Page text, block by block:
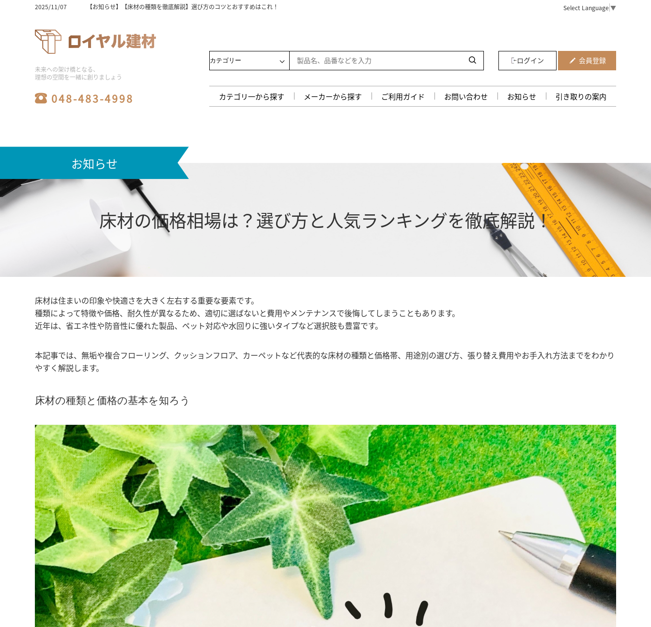
2025/11/07
【お知らせ】【床材選びの完全版】木の種類と特徴を徹底解説！
2025/11/07
【お知らせ】ユニットバスの工事費用込み相場を徹底解説！安く抑えるコツは？
2025/11/07
【お知らせ】フローリングの種類と床材の選び方！おすすめのポイントを徹底解説
2025/11/07
【お知らせ】【ビニル床タイル】初心者でも簡単！選び方と敷き方のコツ
【お知らせ】【激安】シャワーユニットを徹底比較！人気商品と選び方のコツ
2025/11/07
【お知らせ】【必見】シャワーユニットの人気メーカー徹底比較！
2025/11/06
【お知らせ】【保存版】システムバス価格の比較とおすすめ商品ランキング
【お知らせ】ユニットバスの工事の費用相場と工期｜安くする方法や事例も解説
2025/08/06
【お知らせ】床材の種類は何がある？価格・特徴と部屋別に選び方も解説
2025/08/06
【お知らせ】【メーカー別】フロアタイルの特徴を比較！最適な選び方も紹介
2024/07/16
【お知らせ】2024夏季休業お知らせ
【お知らせ】メーカー倉庫への直接お引き取りに関しまして
【お知らせ】ゴールデンウィーク休業のお知らせ
【お知らせ】2025～2026年年末年始休暇期間・ご注文に関しまして
Select Language ▼
未来への架け橋となる、
理想の空間を一緒に創りましょう
048-483-4998
ログイン 会員登録
カテゴリ一から探す メーカーから探す ご利用ガイド お問い合わせ お知らせ 引き取りの案内
お知らせ
床材の価格相場は？選び方と人気ランキングを徹底解説！
床材は住まいの印象や快適さを大きく左右する重要な要素です。
種類によって特徴や価格、耐久性が異なるため、適切に選ばないと費用やメンテナンスで後悔してしまうこともあります。
近年は、省エネ性や防音性に優れた製品、ペット対応や水回りに強いタイプなど選択肢も豊富です。
本記事では、無垢や複合フローリング、クッションフロア、カーペットなど代表的な床材の種類と価格帯、用途別の選び方、張り替え費用やお手入れ方法までをわかり
やすく解説します。
床材の種類と価格の基本を知ろう